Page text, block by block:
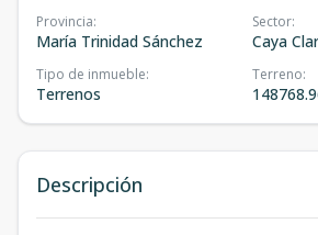
Provincia:
María Trinidad Sánchez
Sector:
Caya
Tipo de inmueble:
Terrenos
Terreno:
Descripción